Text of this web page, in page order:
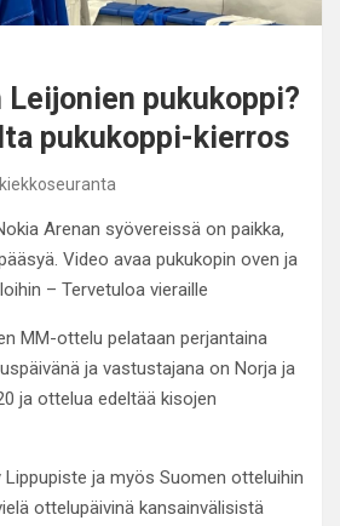
Leijonien pukukoppi?
pukukoppi-kierros
Arenan syövereissä on paikka,
Video avaa pukukopin oven ja
– Tervetuloa vieraille
MM-ottelu pelataan perjantaina
ja vastustajana on Norja ja
ja ottelua edeltää kisojen
ja myös Suomen otteluihin
ottelupäivinä kansainvälisistä